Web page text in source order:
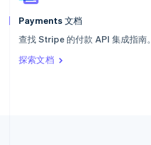
Payments 文档
查找 Stripe 的付款 API 集成指南。
探索文档
匈牙利
English
ItalianoEnglish
印度
English